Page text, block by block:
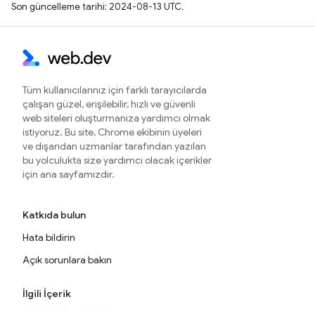
Son güncelleme tarihi: 2024-08-13 UTC.
Tüm kullanıcılarınız için farklı tarayıcılarda
çalışan güzel, erişilebilir, hızlı ve güvenli
web siteleri oluşturmanıza yardımcı olmak
istiyoruz. Bu site, Chrome ekibinin üyeleri
ve dışarıdan uzmanlar tarafından yazılan
bu yolculukta size yardımcı olacak içerikler
için ana sayfamızdır.
Katkıda bulun
Hata bildirin
Açık sorunlara bakın
İlgili İçerik